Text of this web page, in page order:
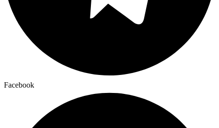
Facebook